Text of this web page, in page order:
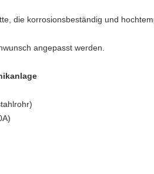
die korrosionsbeständig und
angepasst werden.